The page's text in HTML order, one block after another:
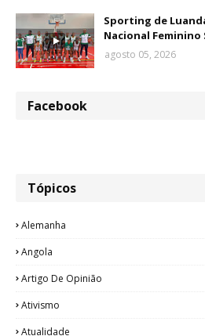
Sporting de
Nacional
agosto 05, 2026
Facebook
Tópicos
Alemanha
Angola
Artigo De Opinião
Ativismo
Atualidade